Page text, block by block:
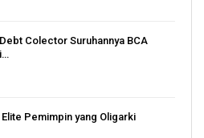
Colector Suruhannya BCA
Pemimpin yang Oligarki